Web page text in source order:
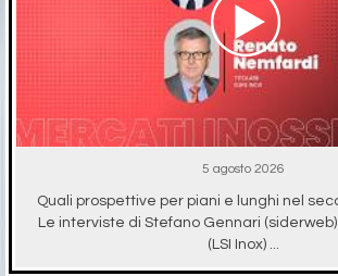
5 agosto 2026
Quali prospettive per piani e lunghi nel
Le interviste di Stefano Gennari
(LSI Inox) ...